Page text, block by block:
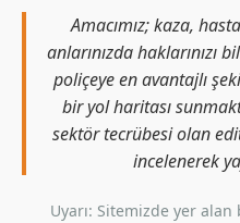
Amacımız; kaza,
anlarınızda haklarınızı
poliçeye en avantajlı
bir yol haritası
sektör tecrübesi olan
incelenerek
Uyarı: Sitemizde yer